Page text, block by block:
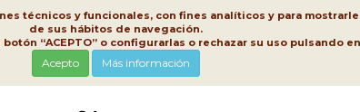
técnicos y funcionales, con fines analíticos y para
de sus hábitos de navegación.
“ACEPTO” o configurarlas o rechazar su uso pulsando en
Acepto Más información